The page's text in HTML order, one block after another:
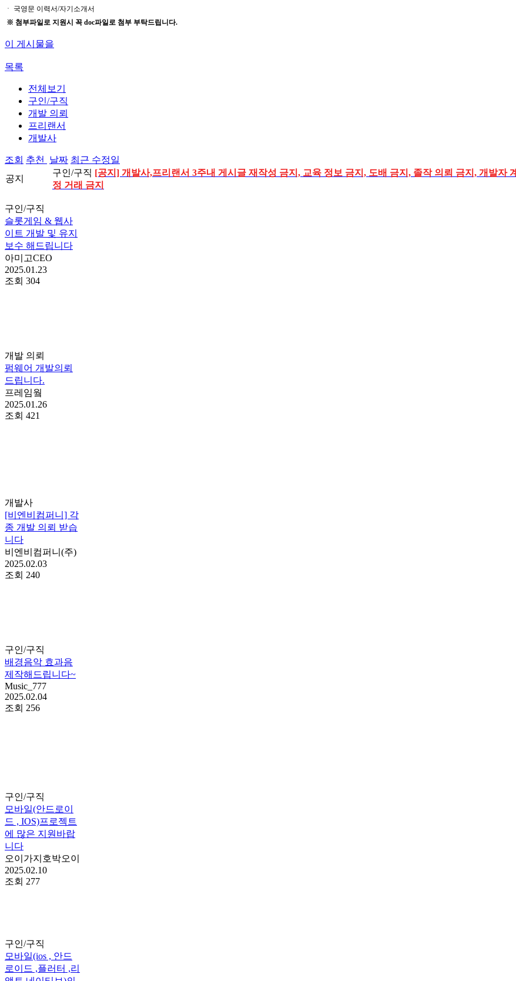
ㆍ 국영문 이력서/자기소개서
※ 첨부파일로 지원시 꼭 doc파일로 첨부 부탁드립니다.
이 게시물을
목록
전체보기
구인/구직
개발 의뢰
프리랜서
개발사
조회 추천 날짜 최근 수정일
공지
구인/구직 [공지] 개발사,프리랜서 3주내 게시글 재작성 금지, 교육 정보 금지, 도배 금지, 졸작 의뢰 금지, 개발자 계
정 거래 금지
구인/구직
슬롯게임 & 웹사
이트 개발 및 유지
보수 해드립니다
아미고CEO
2025.01.23
조회 304
개발 의뢰
펌웨어 개발의뢰
드립니다.
프레임웤
2025.01.26
조회 421
개발사
[비엔비컴퍼니] 각
종 개발 의뢰 받습
니다
비엔비컴퍼니(주)
2025.02.03
조회 240
구인/구직
배경음악 효과음
제작해드립니다~
Music_777
2025.02.04
조회 256
구인/구직
모바일(안드로이
드 , IOS)프로젝트
에 많은 지원바랍
니다
오이가지호박오이
2025.02.10
조회 277
구인/구직
모바일(ios , 안드
로이드 ,플러터 ,리